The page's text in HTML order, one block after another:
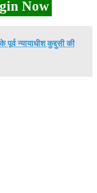
Now
न्यायाधीश कुद्दुसी की